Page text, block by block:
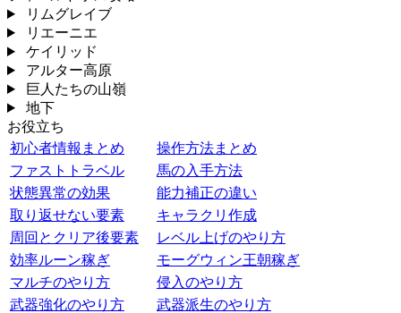
リムグレイブ
リエーニエ
ケイリッド
アルター高原
巨人たちの山嶺
地下
お役立ち
初心者情報まとめ
操作方法まとめ
ファストトラベル
馬の入手方法
状態異常の効果
能力補正の違い
取り返せない要素
キャラクリ作成
周回とクリア後要素
レベル上げのやり方
効率ルーン稼ぎ
モーグウィン王朝稼ぎ
マルチのやり方
侵入のやり方
武器強化のやり方
武器派生のやり方